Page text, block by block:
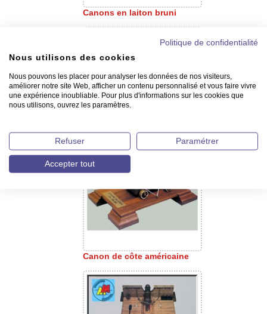
Canons en laiton bruni
Canons décorés en métal sur
affût bois
Canon de côte américaine
Politique de confidentialité
Nous utilisons des cookies
Nous pouvons les placer pour analyser les données de nos visiteurs,
améliorer notre site Web, afficher un contenu personnalisé et vous faire vivre
une expérience inoubliable. Pour plus d'informations sur les cookies que
nous utilisons, ouvrez les paramètres.
Refuser Paramétrer
Accepter tout